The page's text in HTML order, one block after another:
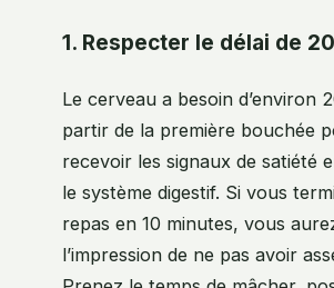
1. Respecter le délai de
Le cerveau a besoin d’environ
partir de la première bouchée
recevoir les signaux de satiété
le système digestif. Si vous
repas en 10 minutes, vous
l’impression de ne pas avoir